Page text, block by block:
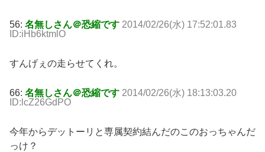
56: 名無しさん＠恐縮です 2014/02/26(水) 17:52:01.83
ID:iHb6ktmlO
すんげぇの走らせてくれ。
66: 名無しさん＠恐縮です 2014/02/26(水) 18:13:03.20
ID:lcZ26GdPO
今年からデットーリと専属契約結んだのこのおっちゃんだ
っけ？